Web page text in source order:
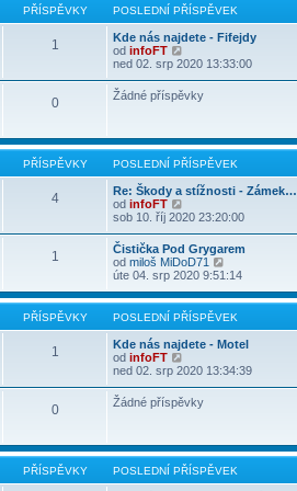
p
ě
v
e
k
o
s
l
d
n
í
s
p
ě
e
k
PŘÍSPĚVKY POSLEDNÍ PŘÍSPĚVEK
1
Kde nás najdete - Fifejdy
od infoFT
o
a
t
p
o
s
l
d
n
í
p
ř
s
p
ě
v
e
k
ned 02. srp 2020 13:33:00
0 Žádné příspěvky
PŘÍSPĚVKY POSLEDNÍ PŘÍSPĚVEK
4
Re: Škody a stížnosti - Zámek…
od infoFT
o
r
a
z
i
t
p
o
s
l
d
n
í
s
p
ě
sob 10. říj 2020 23:20:00
1
Čistička Pod Grygarem
od miloš MiDoD71
o
r
a
i
t
p
o
s
n
í
p
ř
úte 04. srp 2020 9:51:14
PŘÍSPĚVKY POSLEDNÍ PŘÍSPĚVEK
1
Kde nás najdete - Motel
od infoFT
o
a
t
p
o
s
ned 02. srp 2020 13:34:39
0 Žádné příspěvky
PŘÍSPĚVKY POSLEDNÍ PŘÍSPĚVEK